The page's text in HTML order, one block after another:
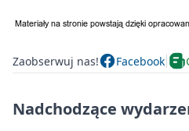
Zaobserwuj nas! Facebook
Nadchodzące